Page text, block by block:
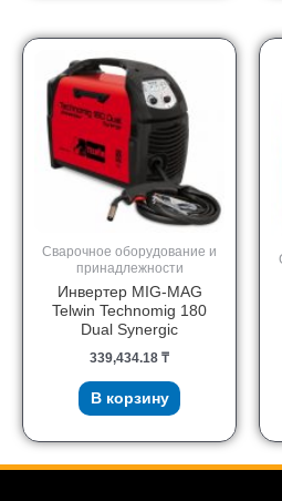
Сварочное оборудование и
принадлежности
Инвертер MIG-MAG
Telwin Technomig 180
Dual Synergic
339,434.18 ₸
В корзину